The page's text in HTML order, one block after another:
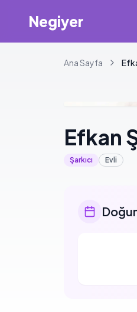
Negiyer
Ana Sayfa
Efkan
Şarkıcı Evli